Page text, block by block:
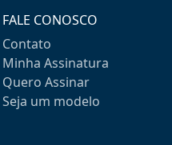
FALE CONOSCO
Contato
Minha Assinatura
Quero Assinar
Seja um modelo